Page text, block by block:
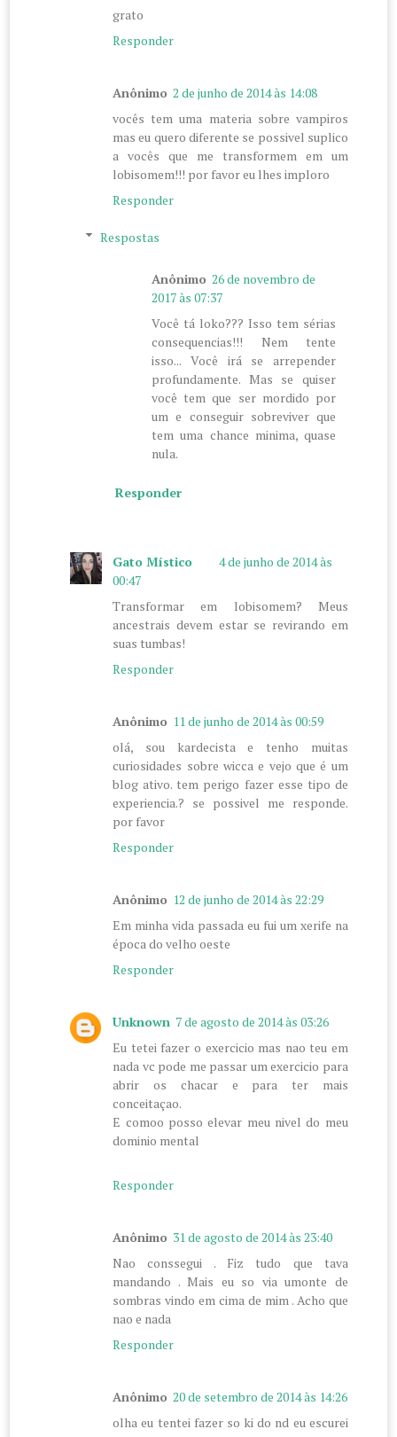
grato
Responder
Anônimo 2 de junho de 2014 às 14:08
vocês tem uma materia sobre vampiros
mas eu quero diferente se possivel suplico
a vocês que me transformem em um
lobisomem!!! por favor eu lhes imploro
Responder
Respostas
Anônimo 26 de novembro de
2017 às 07:37
Você tá loko??? Isso tem sérias
consequencias!!! Nem tente
isso... Você irá se arrepender
profundamente. Mas se quiser
você tem que ser mordido por
um e conseguir sobreviver que
tem uma chance minima, quase
nula.
Responder
Gato Místico
4 de junho de 2014 às
00:47
Transformar em lobisomem? Meus
ancestrais devem estar se revirando em
suas tumbas!
Responder
Anônimo 11 de junho de 2014 às 00:59
olá, sou kardecista e tenho muitas
curiosidades sobre wicca e vejo que é um
blog ativo. tem perigo fazer esse tipo de
experiencia.? se possivel me responde.
por favor
Responder
Anônimo 12 de junho de 2014 às 22:29
Em minha vida passada eu fui um xerife na
época do velho oeste
Responder
Unknown 7 de agosto de 2014 às 03:26
Eu tetei fazer o exercicio mas nao teu em
nada vc pode me passar um exercicio para
abrir os chacar e para ter mais
conceitaçao.
E comoo posso elevar meu nivel do meu
dominio mental
Responder
Anônimo 31 de agosto de 2014 às 23:40
Nao conssegui . Fiz tudo que tava
mandando . Mais eu so via umonte de
sombras vindo em cima de mim . Acho que
nao e nada
Responder
Anônimo 20 de setembro de 2014 às 14:26
olha eu tentei fazer so ki do nd eu escurei